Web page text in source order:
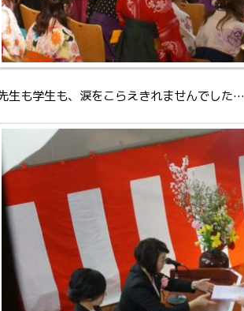
生も学生も、涙をこらえきれませんでした…